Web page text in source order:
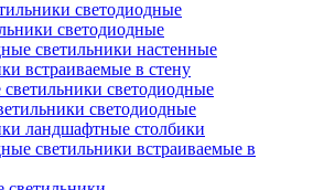
светодиодные
светильники настенные
встраиваемые в стену
светодиодные
ландшафтные столбики
светильники встраиваемые в